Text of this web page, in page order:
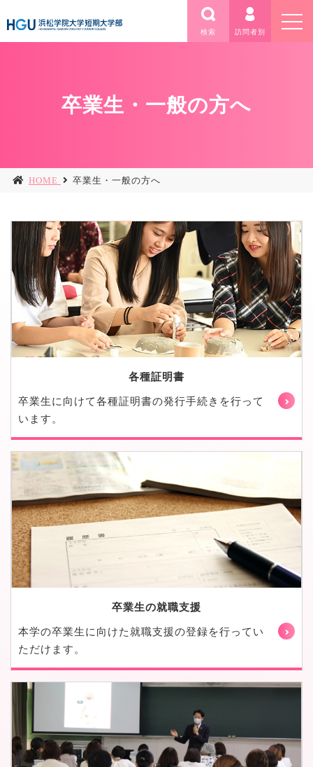
検索 訪問者別
卒業生・一般の方へ
HOME 卒業生・一般の方へ
各種証明書
卒業生に向けて各種証明書の発行手続きを行って
います。
卒業生の就職支援
本学の卒業生に向けた就職支援の登録を行ってい
ただけます。